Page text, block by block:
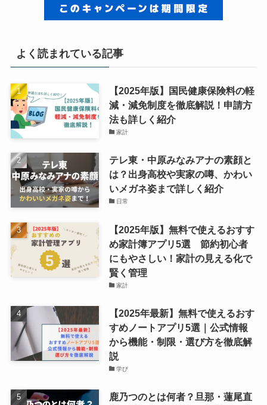
よく読まれている記事
【2025年版】国民健康保険料の軽
減・減免制度を徹底解説！申請方
法も詳しく紹介
家計
テレ東・中原みなみアナの素顔と
は？出身高校や実家の噂、かわい
いメガネ姿まで詳しく紹介
日常
【2025年版】無料で使えるおすす
め家計簿アプリ5選 節約初心者
にもやさしい！家計の見える化で
賢く管理
家計
【2025年最新】無料で使えるおす
すめノートアプリ5選｜公式情報
から機能・制限・選び方を徹底解
説
学び
鹿乃つのとは何者？旦那・蓮尾直